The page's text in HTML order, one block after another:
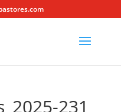
231